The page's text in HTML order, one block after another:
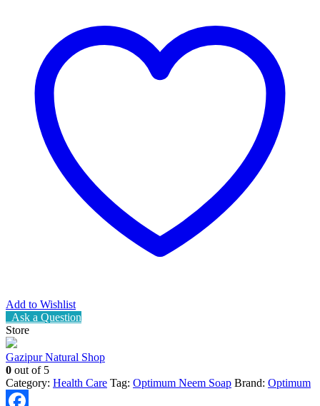
Add to Wishlist
Ask a Question
Store
Gazipur Natural Shop
0 out of 5
Category: Health Care Tag: Optimum Neem Soap Brand: Optimum